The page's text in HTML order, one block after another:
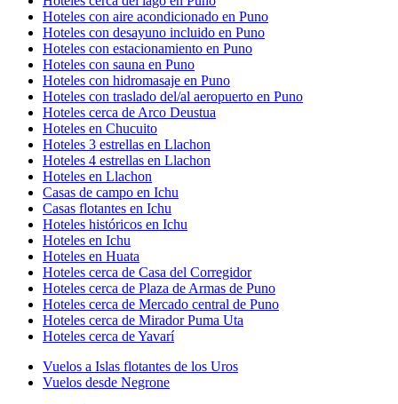
Hoteles con aire acondicionado en Puno
Hoteles con desayuno incluido en Puno
Hoteles con estacionamiento en Puno
Hoteles con sauna en Puno
Hoteles con hidromasaje en Puno
Hoteles con traslado del/al aeropuerto en Puno
Hoteles cerca de Arco Deustua
Hoteles en Chucuito
Hoteles 3 estrellas en Llachon
Hoteles 4 estrellas en Llachon
Hoteles en Llachon
Casas de campo en Ichu
Casas flotantes en Ichu
Hoteles históricos en Ichu
Hoteles en Ichu
Hoteles en Huata
Hoteles cerca de Casa del Corregidor
Hoteles cerca de Plaza de Armas de Puno
Hoteles cerca de Mercado central de Puno
Hoteles cerca de Mirador Puma Uta
Hoteles cerca de Yavarí
Vuelos a Islas flotantes de los Uros
Vuelos desde Negrone